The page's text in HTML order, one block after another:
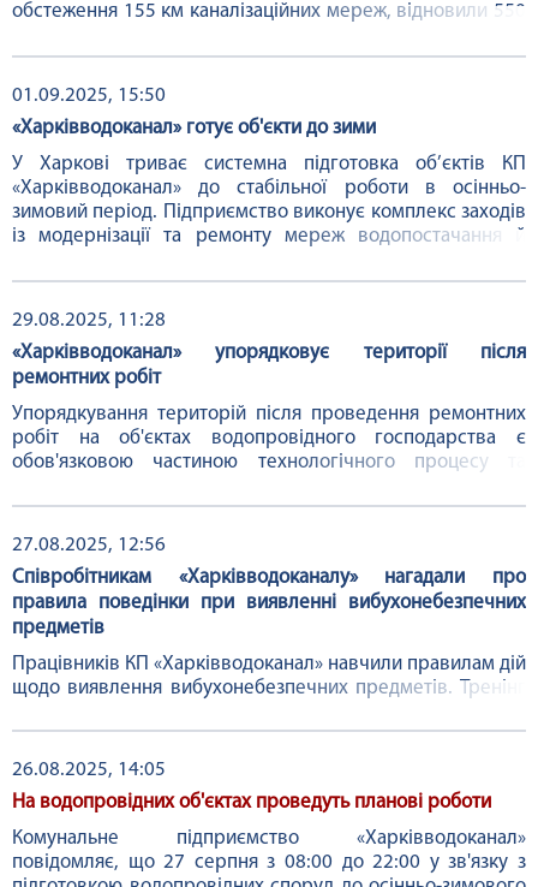
обстеження 155 км каналізаційних мереж, відновили 550
перекриття. Паралельно виконуються планові ремонти
всіх об'єктів господарства. Зокрема, за графіком
продовжуються роботи з відновлення оглядових ...
01.09.2025, 15:50
«Харківводоканал» готує об'єкти до зими
У Харкові триває системна підготовка об’єктів КП
«Харківводоканал» до стабільної роботи в осінньо-
зимовий період. Підприємство виконує комплекс заходів
із модернізації та ремонту мереж водопостачання й
забезпечуючи надійне функціонування інфраструктури
міста. На комплексі «Харківводопостачання» цього року
вже оновили ...
29.08.2025, 11:28
«Харківводоканал» упорядковує території після
ремонтних робіт
Упорядкування територій після проведення ремонтних
робіт на об'єктах водопровідного господарства є
обов'язковою частиною технологічного процесу та
експлуатації в осінньо-зимовий період. Так, ремонтні
бригади Новобаварського району на цьому тижні вже
відновили 15 розриттів після проведених робіт. За
словами майстра районної служби комплексу ...
27.08.2025, 12:56
Співробітникам «Харківводоканалу» нагадали про
правила поведінки при виявленні вибухонебезпечних
предметів
Працівників КП «Харківводоканал» навчили правилам дій
щодо виявлення вибухонебезпечних предметів. Тренінг
«Український центр гуманітарної захисту». Начальник
відділу цивільного захисту підприємства Катерина Носа
зазначила, що це далеко не перша подібна лекція для
співробітників, проте в умовах бойових дій, що
продовжуються, інформація ...
26.08.2025, 14:05
На водопровідних об'єктах проведуть планові роботи
Комунальне підприємство «Харківводоканал»
повідомляє, що 27 серпня з 08:00 до 22:00 у зв'язку з